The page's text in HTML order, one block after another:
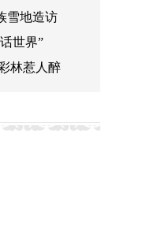
雪地造访
世界”
林惹人醉